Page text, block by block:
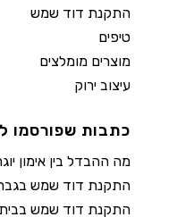
התקנת דוד שמש
טיפים
מוצרים מומלצים
עיצוב ירוק
כתבות שפורסמו
מה ההבדל בין אימון
התקנת דוד שמש
התקנת דוד שמש בבית